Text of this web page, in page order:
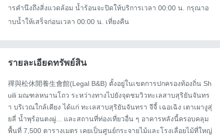
ารคำนึงถึงสิ่งแวดล้อม น้ำร้อนจะปิดให้บริการเวลา 00:00 น. กรุณาอ
าบน้ำให้เสร็จก่อนเวลา 00:00 น. เที่ยงคืน
รายละเอียดทรัพย์สิน
禪與松休閒養生會館(Legal B&B) ตั้งอยู่ในเขตการปกครองท้องถิ่น Sh
uili มณฑลหนานโถว ระหว่างทางไปยังจุดชมวิวทะเลสาบสุริยันจันทร
า บริเวณใกล้เคียง ได้แก่ ทะเลสาบสุริยันจันทรา จีจี้ เฉอเฉิง เตาเผางูสุ่
ยลี่ น้ำพุร้อนตงผู่... และสถานที่ท่องเที่ยวอื่น ๆ อาคารหลังนี้ครอบคลุม
พื้นที่ 7,500 ตารางเมตร เคยเป็นศูนย์กระจายไม้และโรงเลื่อยไม้ที่ใหญ่